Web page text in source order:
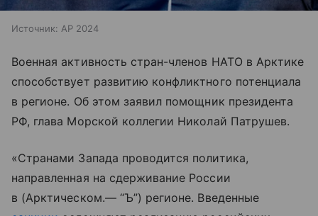
Источник: AP 2024
Военная активность стран-членов НАТО в Арктике
способствует развитию конфликтного потенциала
в регионе. Об этом заявил помощник президента
РФ, глава Морской коллегии Николай Патрушев.
«Странами Запада проводится политика,
направленная на сдерживание России
в (Арктическом.— “Ъ”) регионе. Введенные